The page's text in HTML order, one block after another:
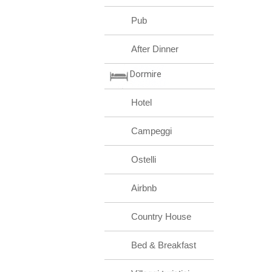
Pub
After Dinner
Dormire
Hotel
Campeggi
Ostelli
Airbnb
Country House
Bed & Breakfast